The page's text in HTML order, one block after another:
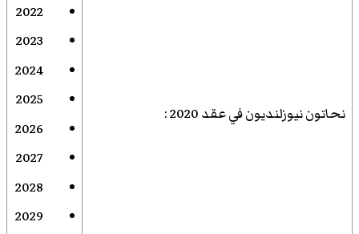
نحاتون نيوزلنديون في عقد 2020 :
2022
2023
2024
2025
2026
2027
2028
2029